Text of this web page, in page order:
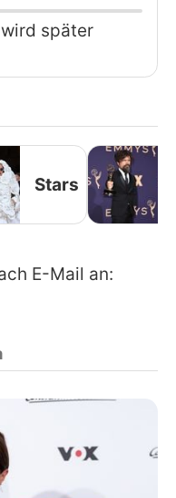
später
Stars
E-Mail an: